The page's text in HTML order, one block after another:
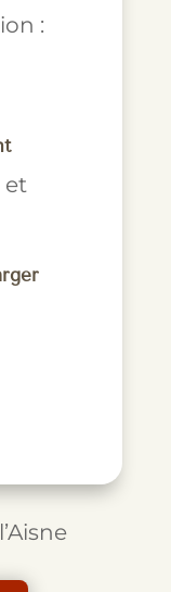
:
et